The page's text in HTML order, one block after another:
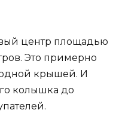
центр площадью
Это примерно
крышей. И
колышка до